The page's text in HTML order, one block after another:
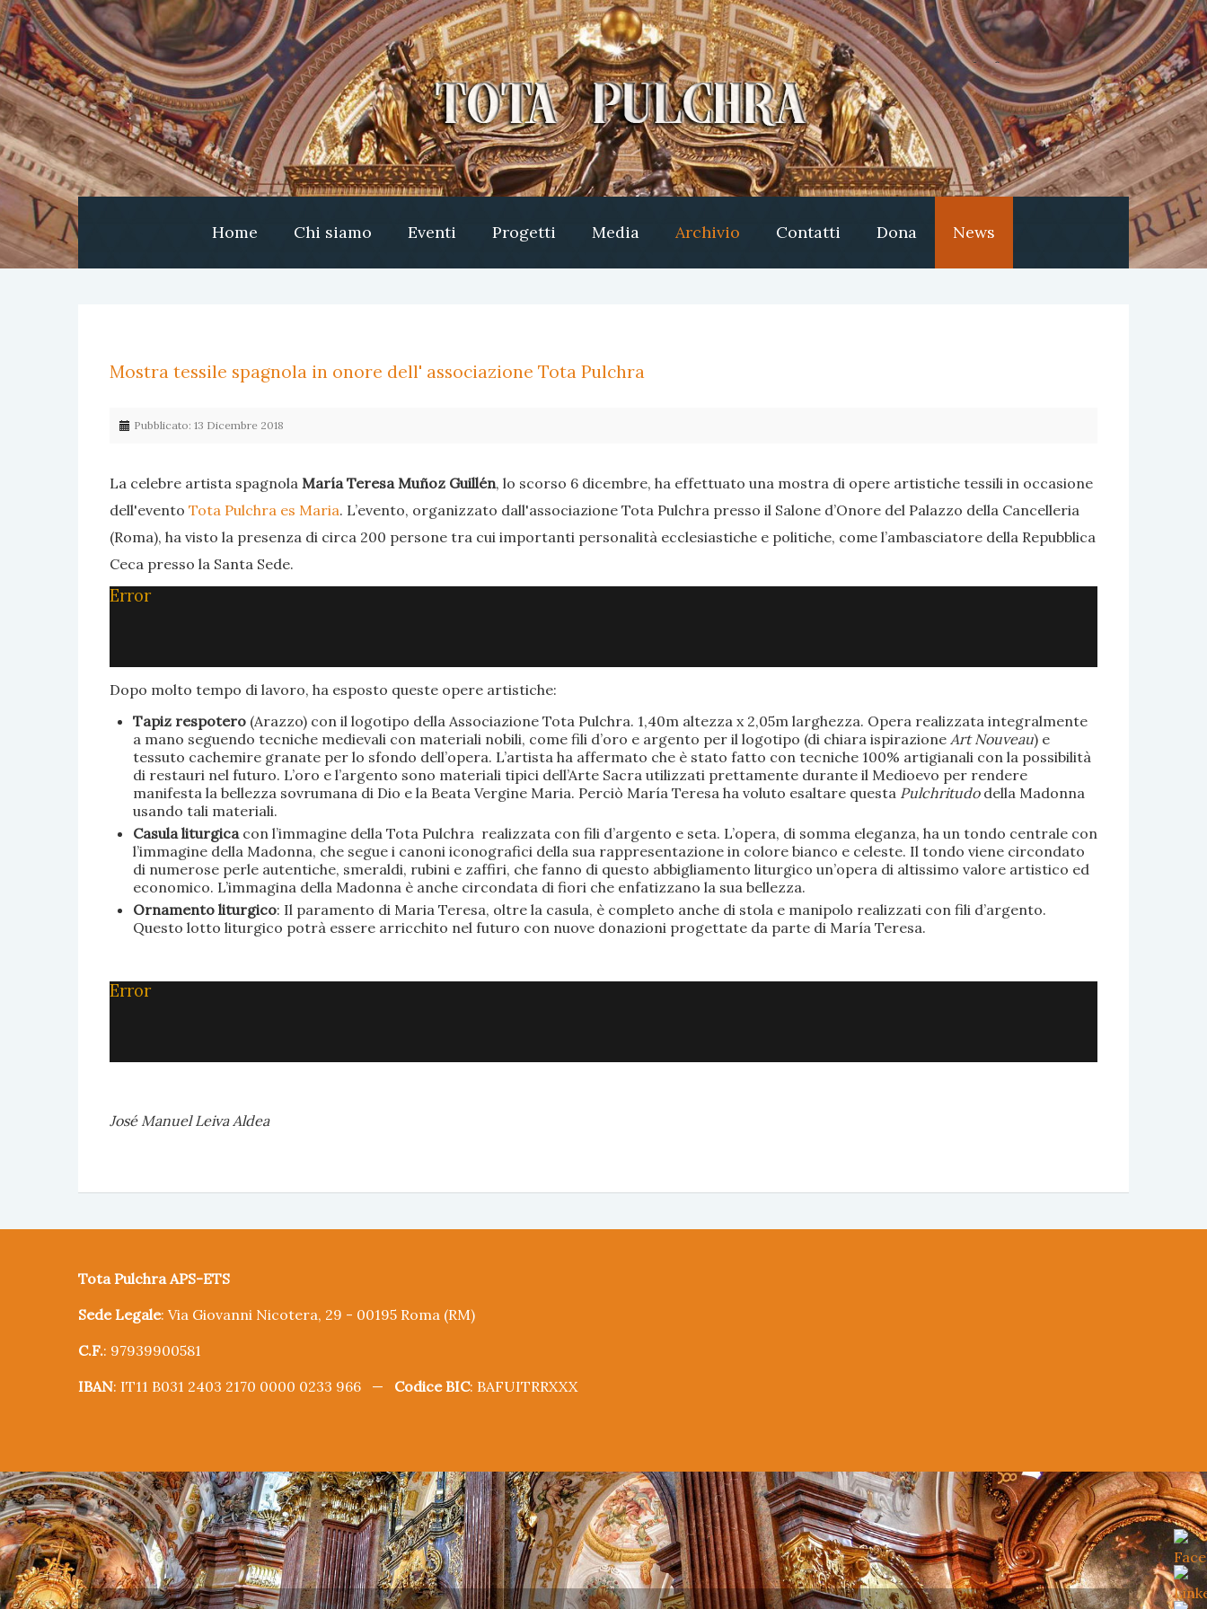
Home Chi siamo Eventi Progetti Media Archivio Contatti Dona News
Mostra tessile spagnola in onore dell' associazione Tota Pulchra
Pubblicato: 13 Dicembre 2018
La celebre artista spagnola María Teresa Muñoz Guillén, lo scorso 6 dicembre, ha effettuato una mostra di opere artistiche tessili in occasione
dell'evento Tota Pulchra es Maria. L’evento, organizzato dall'associazione Tota Pulchra presso il Salone d’Onore del Palazzo della Cancelleria
(Roma), ha visto la presenza di circa 200 persone tra cui importanti personalità ecclesiastiche e politiche, come l’ambasciatore della Repubblica
Ceca presso la Santa Sede.
Error
Dopo molto tempo di lavoro, ha esposto queste opere artistiche:
Tapiz respotero(Arazzo) con il logotipo della Associazione Tota Pulchra. 1,40m altezza x 2,05m larghezza. Opera realizzata integralmente
a mano seguendo tecniche medievali con materiali nobili, come fili d’oro e argento per il logotipo (di chiara ispirazione Art Nouveau) e
tessuto cachemire granate per lo sfondo dell’opera. L’artista ha affermato che è stato fatto con tecniche 100% artigianali con la possibilità
di restauri nel futuro. L’oro e l’argento sono materiali tipici dell’Arte Sacra utilizzati prettamente durante il Medioevo per rendere
manifesta la bellezza sovrumana di Dio e la Beata Vergine Maria. Perciò María Teresa ha voluto esaltare questa Pulchritudo della Madonna
usando tali materiali.
Casula liturgica con l’immagine della Tota Pulchra realizzata con fili d’argento e seta. L’opera, di somma eleganza, ha un tondo centrale con
l’immagine della Madonna, che segue i canoni iconografici della sua rappresentazione in colore bianco e celeste. Il tondo viene circondato
di numerose perle autentiche, smeraldi, rubini e zaffiri, che fanno di questo abbigliamento liturgico un’opera di altissimo valore artistico ed
economico. L’immagina della Madonna è anche circondata di fiori che enfatizzano la sua bellezza.
Ornamento liturgico: Il paramento di Maria Teresa, oltre la casula, è completo anche di stola e manipolo realizzati con fili d’argento.
Questo lotto liturgico potrà essere arricchito nel futuro con nuove donazioni progettate da parte di María Teresa.
Error
José Manuel Leiva Aldea
Tota Pulchra APS-ETS
Sede Legale: Via Giovanni Nicotera, 29 - 00195 Roma (RM)
C.F.: 97939900581
IBAN: IT11 B031 2403 2170 0000 0233 966 — Codice BIC: BAFUITRRXXX